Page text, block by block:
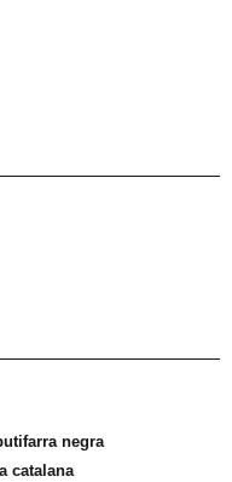
negra
catalana